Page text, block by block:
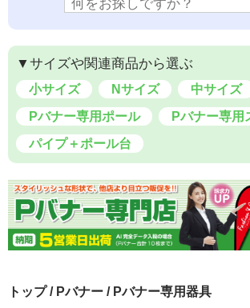
▼サイズや関連商品から選ぶ
小サイズ Nサイズ 中サイズ
Pバナー専用ポール
Pバナー専用
パイプ＋ポール台
トップ/ Pバナー / Pバナー専用器具